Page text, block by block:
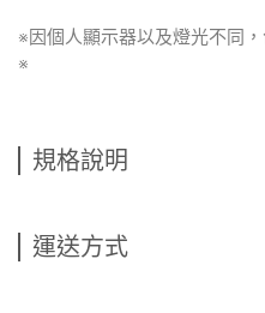
※因個人顯示器以及燈光不同
※
規格說明
運送方式